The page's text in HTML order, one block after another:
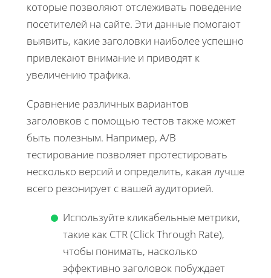
которые позволяют отслеживать поведение
посетителей на сайте. Эти данные помогают
выявить, какие заголовки наиболее успешно
привлекают внимание и приводят к
увеличению трафика.
Сравнение различных вариантов
заголовков с помощью тестов также может
быть полезным. Например, A/B
тестирование позволяет протестировать
несколько версий и определить, какая лучше
всего резонирует с вашей аудиторией.
Используйте кликабельные метрики,
такие как CTR (Click Through Rate),
чтобы понимать, насколько
эффективно заголовок побуждает